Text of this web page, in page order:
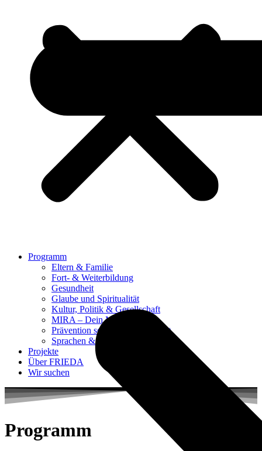
Programm
Eltern & Familie
Fort- & Weiterbildung
Gesundheit
Glaube und Spiritualität
Kultur, Politik & Gesellschaft
MIRA – Dein Mitmachrad
Prävention sexualisierter Gewalt
Sprachen & Medien
Projekte
Über FRIEDA
Wir suchen
Programm